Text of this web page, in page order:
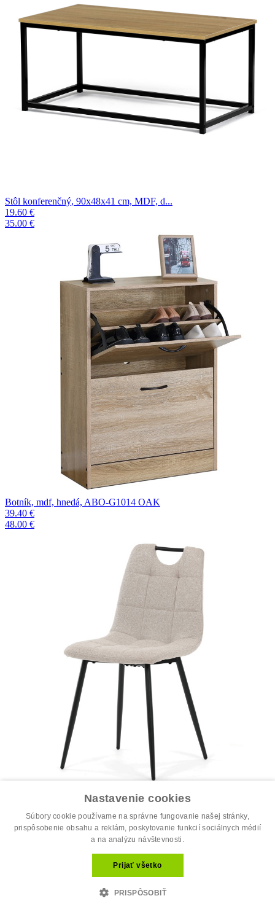
Stôl konferenčný, 90x48x41 cm, MDF, d...
19.60 €
35.00 €
Botník, mdf, hnedá, ABO-G1014 OAK
39.40 €
48.00 €
Jedálenská stolička, béžová, látka, D...
34.00 €
44.00 €
Nastavenie cookies
Súbory cookie používame na správne fungovanie našej stránky,
prispôsobenie obsahu a reklám, poskytovanie funkcií sociálnych médií
a na analýzu návštevnosti.
Prijať všetko
PRISPÔSOBIŤ